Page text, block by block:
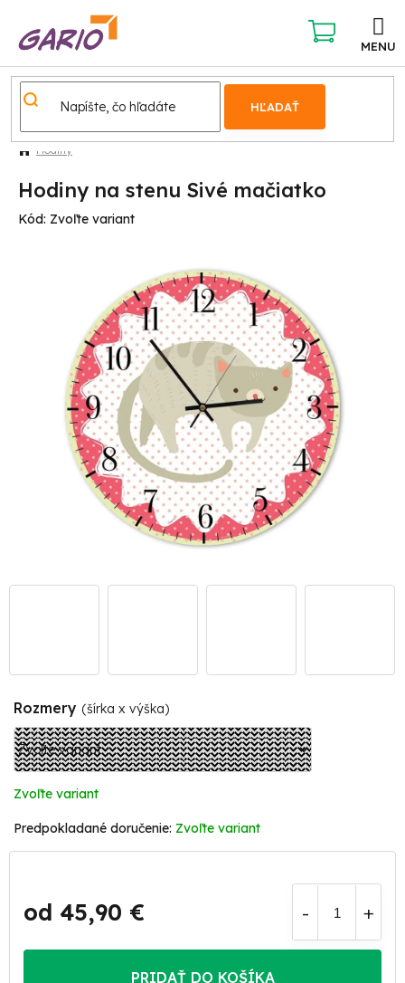
obsah
HĽADAŤ
NÁKUPNÝ
KOŠÍK
Hodiny
Hodiny na stenu Sivé mačiatko
Kód: Zvoľte variant
Rozmery (šírka x výška)
Zvoľte variant
Zvoľte variant
od 45,90 €
Jednotková
cena:
PRIDAŤ DO KOŠÍKA